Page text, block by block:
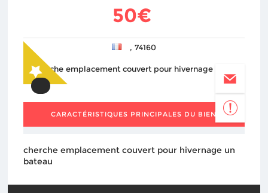
50€
, 74160
CARACTÉRISTIQUES PRINCIPALES DU BIEN
cherche emplacement couvert pour hivernage un
bateau